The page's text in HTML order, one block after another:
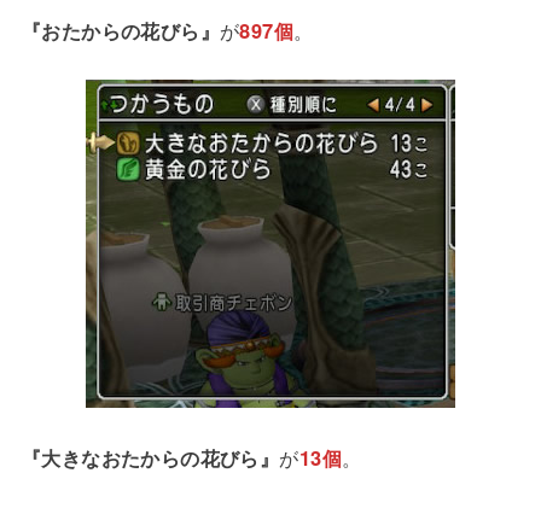
『おたからの花びら』 が897個。
『大きなおたからの花びら』 が13個。